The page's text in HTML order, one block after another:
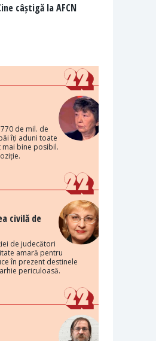
câștigă la AFCN
de mil. de
îți aduni toate
mai bine posibil.
civilă de
de judecători
amară pentru
în prezent destinele
periculoasă.